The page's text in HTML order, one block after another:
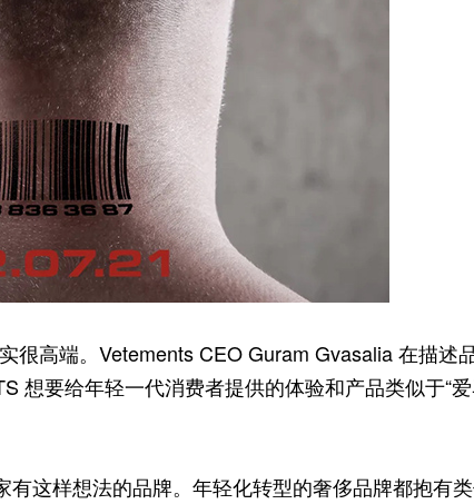
很高端。Vetements CEO Guram Gvasalia 在描述
想要给年轻一代消费者提供的体验和产品类似于“
有这样想法的品牌。年轻化转型的奢侈品牌都抱有